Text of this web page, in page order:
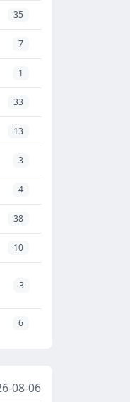
35
7
1
33
13
3
4
38
10
3
6
08-06